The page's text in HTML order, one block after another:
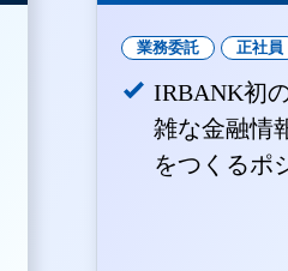
業務委託 正社員
IRBANK初
雑な金融情
をつくるポ